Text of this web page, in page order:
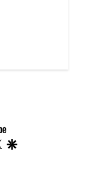
youtube-
footer
twitter